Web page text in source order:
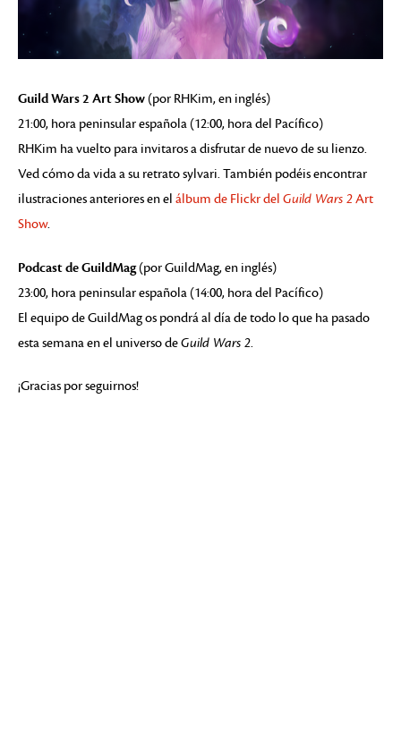
Guild Wars 2 Art Show (por RHKim, en inglés)
21:00, hora peninsular española (12:00, hora del Pacífico)
RHKim ha vuelto para invitaros a disfrutar de nuevo de su lienzo.
Ved cómo da vida a su retrato sylvari. También podéis encontrar
ilustraciones anteriores en el álbum de Flickr del Guild Wars 2Art
Show.
Podcast de GuildMag(por GuildMag, en inglés)
23:00, hora peninsular española (14:00, hora del Pacífico)
El equipo de GuildMag os pondrá al día de todo lo que ha pasado
esta semana en el universo deGuild Wars 2.
¡Gracias por seguirnos!